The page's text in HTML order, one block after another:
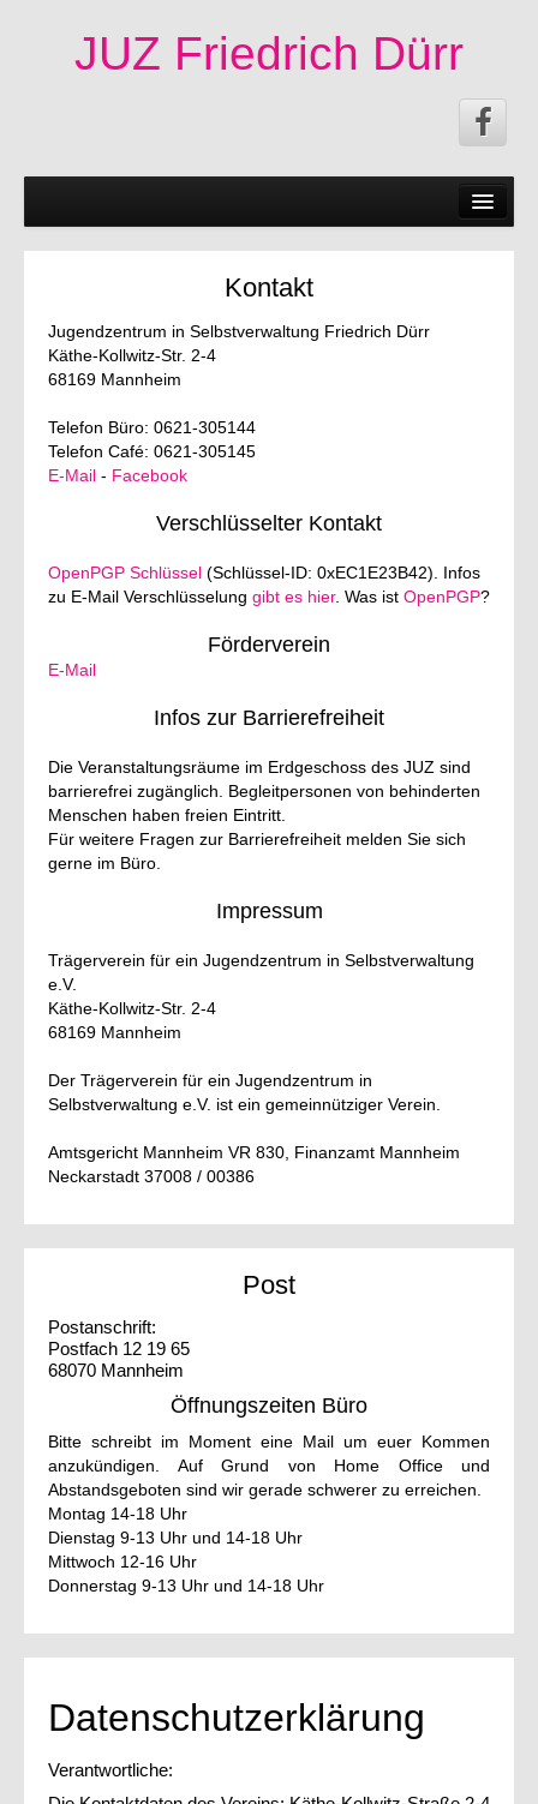
JUZ Friedrich Dürr
50 Jahre JUZ!
Participate
Imprint|Contact|Privacy Statement
Friends of the JUZ
Deutsch
Kontakt
Jugendzentrum in Selbstverwaltung Friedrich Dürr
Käthe-Kollwitz-Str. 2-4
68169 Mannheim
Telefon Büro: 0621-305144
Telefon Café: 0621-305145
E-Mail - Facebook
Verschlüsselter Kontakt
OpenPGP Schlüssel (Schlüssel-ID: 0xEC1E23B42). Infos
zu E-Mail Verschlüsselung gibt es hier. Was ist OpenPGP?
Förderverein
E-Mail
Infos zur Barrierefreiheit
Die Veranstaltungsräume im Erdgeschoss des JUZ sind
barrierefrei zugänglich. Begleitpersonen von behinderten
Menschen haben freien Eintritt.
Für weitere Fragen zur Barrierefreiheit melden Sie sich
gerne im Büro.
Impressum
Trägerverein für ein Jugendzentrum in Selbstverwaltung
e.V.
Käthe-Kollwitz-Str. 2-4
68169 Mannheim
Der Trägerverein für ein Jugendzentrum in
Selbstverwaltung e.V. ist ein gemeinnütziger Verein.
Amtsgericht Mannheim VR 830, Finanzamt Mannheim
Neckarstadt 37008 / 00386
Post
Postanschrift:
Postfach 12 19 65
68070 Mannheim
Öffnungszeiten Büro
Bitte schreibt im Moment eine Mail um euer Kommen
anzukündigen. Auf Grund von Home Office und
Abstandsgeboten sind wir gerade schwerer zu erreichen.
Montag 14-18 Uhr
Dienstag 9-13 Uhr und 14-18 Uhr
Mittwoch 12-16 Uhr
Donnerstag 9-13 Uhr und 14-18 Uhr
Datenschutzerklärung
Verantwortliche: